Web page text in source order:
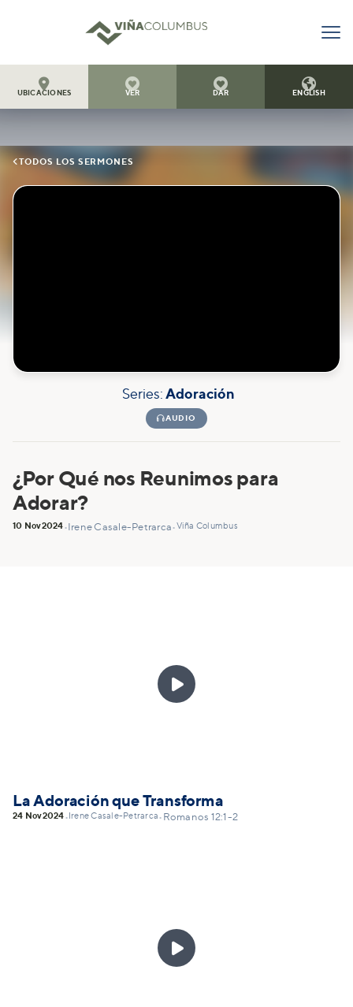

UBICACIONES

VER

DAR

ENGLISH
TODOS LOS SERMONES
Series: Adoración
AUDIO
¿Por Qué nos Reunimos para
Adorar?
10 Nov2024• Irene Casale-Petrarca• Viña Columbus

La Adoración que Transforma
24 Nov2024• Irene Casale-Petrarca• Romanos 12:1-2
